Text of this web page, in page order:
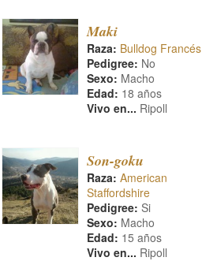
Maki
Raza: Bulldog Francés
Pedigree: No
Sexo: Macho
Edad: 18 años
Vivo en... Ripoll
Son-goku
Raza: American
Staffordshire
Pedigree: Si
Sexo: Macho
Edad: 15 años
Vivo en... Ripoll